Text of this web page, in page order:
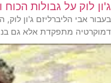
ג'ון לוק על גבולות
בעבור אבי הליברליזם ג'ון
דמוקרטיה מתפקדת אלא גם